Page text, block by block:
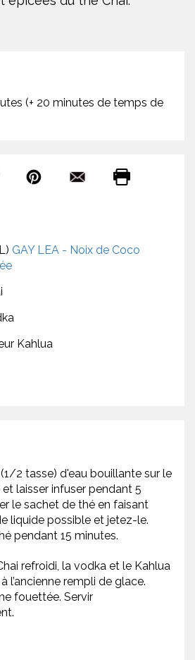
(+ 20 minutes de temps de
GAY LEA - Noix de Coco
Kahlua
2 tasse) d'eau bouillante sur le
laisser infuser pendant 5
le sachet de thé en faisant
liquide possible et jetez-le.
pendant 15 minutes.
refroidi, la vodka et le Kahlua
l’ancienne rempli de glace.
fouettée. Servir